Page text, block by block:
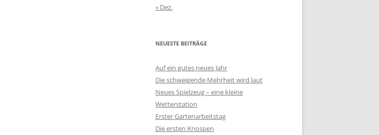
« Dez.
NEUESTE BEITRÄGE
Auf ein gutes neues Jahr
Die schweigende Mehrheit wird laut
Neues Spielzeug – eine kleine
Wetterstation
Erster Gartenarbeitstag
Die ersten Knospen